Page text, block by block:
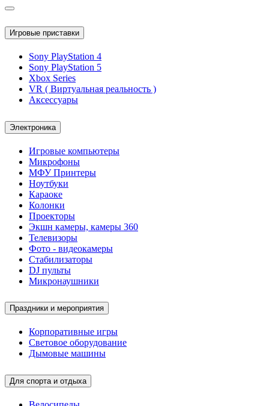
Игровые приставки
Sony PlayStation 4
Sony PlayStation 5
Xbox Series
VR ( Виртуальная реальность )
Аксессуары
Электроника
Игровые компьютеры
Микрофоны
МФУ Принтеры
Ноутбуки
Караоке
Колонки
Проекторы
Экшн камеры, камеры 360
Телевизоры
Фото - видеокамеры
Стабилизаторы
DJ пульты
Микронаушники
Праздники и мероприятия
Корпоративные игры
Световое оборудование
Дымовые машины
Для спорта и отдыха